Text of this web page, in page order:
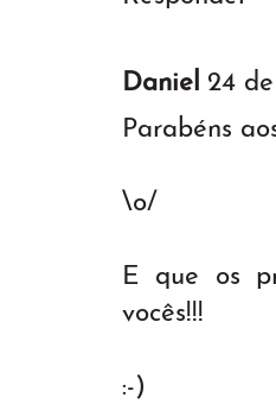
Daniel 24
Parabéns
\o/
E que os
vocês!!!
:-)